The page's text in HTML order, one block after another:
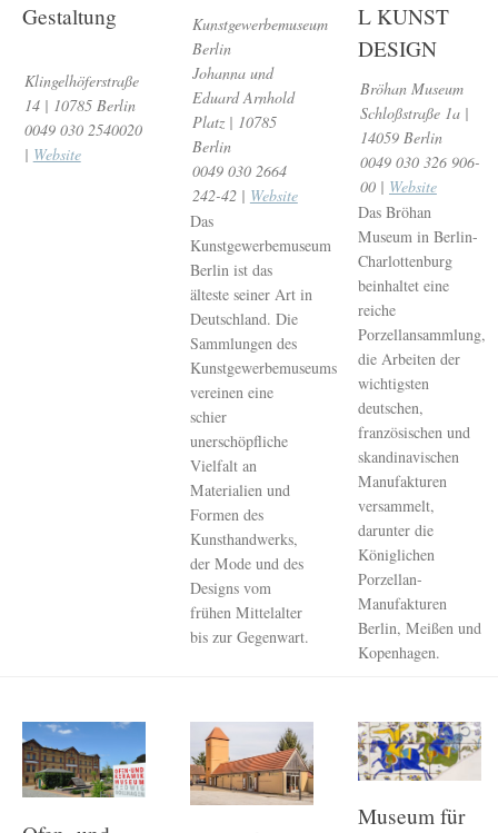
Gestaltung
Klingelhöferstraße
14 | 10785 Berlin
0049 030 2540020
| Website
Kunstgewerbemuseum
Berlin
Johanna und
Eduard Arnhold
Platz | 10785
Berlin
0049 030 2664
242-42 | Website
Das
Kunstgewerbemuseum
Berlin ist das
älteste seiner Art in
Deutschland. Die
Sammlungen des
Kunstgewerbemuseums
vereinen eine
schier
unerschöpfliche
Vielfalt an
Materialien und
Formen des
Kunsthandwerks,
der Mode und des
Designs vom
frühen Mittelalter
bis zur Gegenwart.
L KUNST
DESIGN
Bröhan Museum
Schloßstraße 1a |
14059 Berlin
0049 030 326 906-
00 | Website
Das Bröhan
Museum in Berlin-
Charlottenburg
beinhaltet eine
reiche
Porzellansammlung,
die Arbeiten der
wichtigsten
deutschen,
französischen und
skandinavischen
Manufakturen
versammelt,
darunter die
Königlichen
Porzellan-
Manufakturen
Berlin, Meißen und
Kopenhagen.
Museum für